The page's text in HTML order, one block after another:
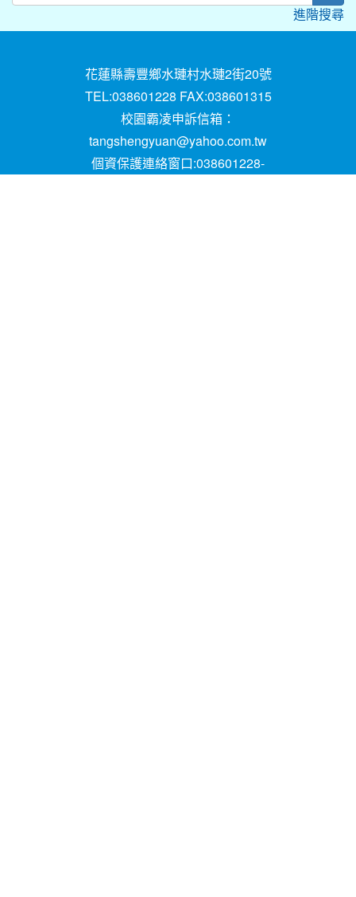
進階搜尋
花蓮縣壽豐鄉水璉村水璉2街20號
TEL:038601228 FAX:038601315
校園霸凌申訴信箱：
tangshengyuan@yahoo.com.tw
個資保護連絡窗口:038601228-